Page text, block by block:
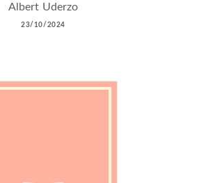
Albert Uderzo
23/10/2024